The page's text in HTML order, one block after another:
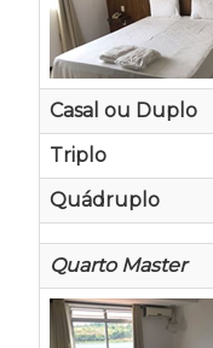
Casal ou Duplo
Triplo
Quádruplo
Quarto Master